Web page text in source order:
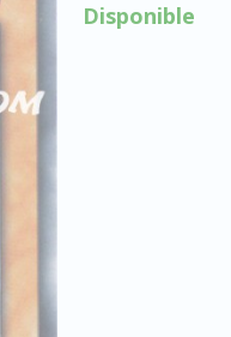
Disponible